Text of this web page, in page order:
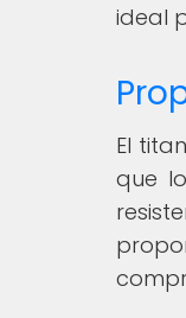
ideal
El
que